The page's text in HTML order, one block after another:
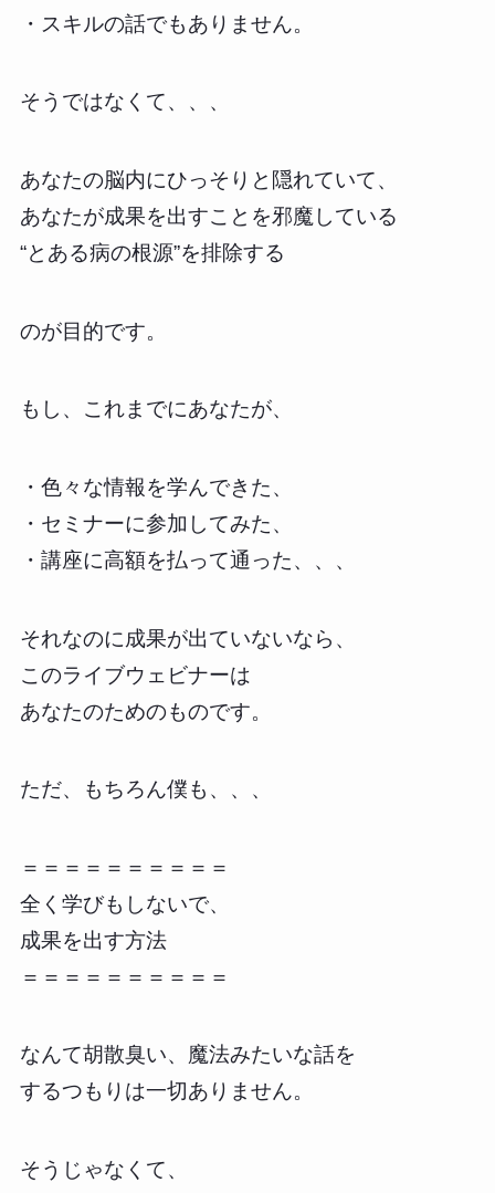
・スキルの話でもありません。
そうではなくて、、、
あなたの脳内にひっそりと隠れていて、
あなたが成果を出すことを邪魔している
“とある病の根源”を排除する
のが目的です。
もし、これまでにあなたが、
・色々な情報を学んできた、
・セミナーに参加してみた、
・講座に高額を払って通った、、、
それなのに成果が出ていないなら、
このライブウェビナーは
あなたのためのものです。
ただ、もちろん僕も、、、
＝＝＝＝＝＝＝＝＝＝
全く学びもしないで、
成果を出す方法
＝＝＝＝＝＝＝＝＝＝
なんて胡散臭い、魔法みたいな話を
するつもりは一切ありません。
そうじゃなくて、